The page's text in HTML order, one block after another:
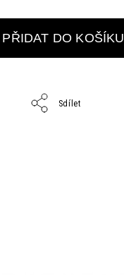
PŘIDAT DO KOŠÍKU
Sdílet